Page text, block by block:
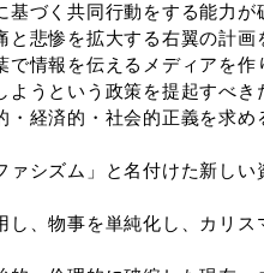
づく共同行動をする能力
悲惨を拡大する右翼の計
情報を伝えるメディアを
うという政策を提起すべ
経済的・社会的正義を求
シズム」と名付けた新しい
、物事を単純化し、カリス